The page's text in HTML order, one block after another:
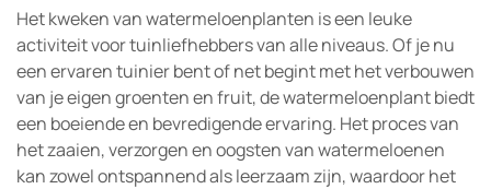
Het kweken van watermeloenplanten is een leuke
activiteit voor tuinliefhebbers van alle niveaus. Of je nu
een ervaren tuinier bent of net begint met het verbouwen
van je eigen groenten en fruit, de watermeloenplant biedt
een boeiende en bevredigende ervaring. Het proces van
het zaaien, verzorgen en oogsten van watermeloenen
kan zowel ontspannend als leerzaam zijn, waardoor het